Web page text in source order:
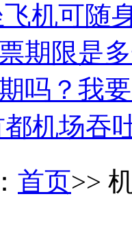
机可随
期限是
吗？我
机场吞
首页>>